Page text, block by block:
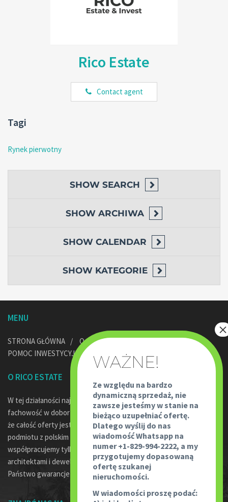
Rico Estate
Contact agent
Tagi
Rynek pierwotny
SHOW SEARCH
SHOW ARCHIWA
SHOW CALENDAR
SHOW KATEGORIE
MENU
STRONA GŁÓWNA O NAS
POMOC INWESTYCYJNA W DOMINIKANIE
O RICO ESTATE
W tej działaności najważniejsze jest bezpieczeństwo transakcji,
fachowość w doborze oferty oraz profesjonalne doradztwo. Jako,
że całość oferty jest pod egidą Rico Travel – największego
podmiotu z polskim kapitałem w Dominikanie oraz fakt, że
współpracujemy tylko z wykwalifikowanymi prawnikami,
architektami i deweloperami w tym kraju, powoduje że mają
Państwo gwarancje współpracy z najlepszymi.
Ze względu na bardzo
dynamiczną sprzedaż, nie
zawsze jesteśmy w stanie na
bieżąco uzupełniać ofertę.
Dlatego wyślij do nas
wiadomość Whatsapp na
numer +1-829-994-2222, a my
przygotujemy dopasowaną
ofertę szukanej
nieruchomości.
W wiadomości proszę podać: